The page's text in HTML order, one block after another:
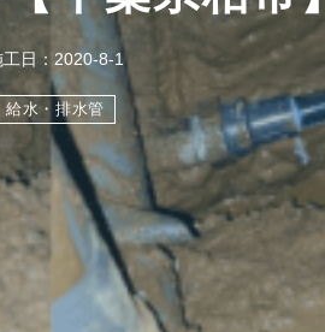
工日：2020-8-1
給水・排水管